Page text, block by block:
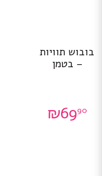
בובוש תוויות
– בטמן
₪6990